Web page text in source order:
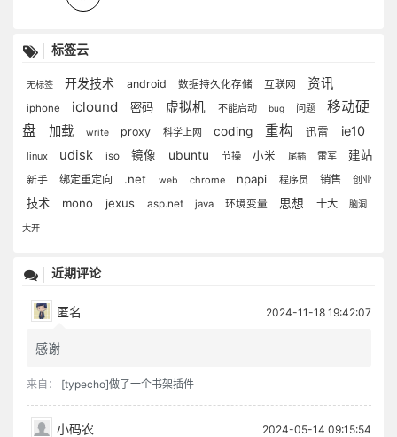
标签云
无标签 开发技术 android 数据持久化存储 互联网 资讯
iphone iclound 密码 虚拟机 不能启动 bug 问题
移动硬
盘
加载 write proxy 科学上网 coding 重构 迅雷 ie10
linux udisk iso 镜像 ubuntu 节操 小米 尾插 雷军 建站
新手 绑定重定向 .net web chrome npapi 程序员 销售 创业
技术 mono jexus asp.net java 环境变量 思想 十大 脑洞
大开
近期评论
匿名 2024-11-18 19:42:07
感谢
来自： [typecho]做了一个书架插件
小码农 2024-05-14 09:15:54